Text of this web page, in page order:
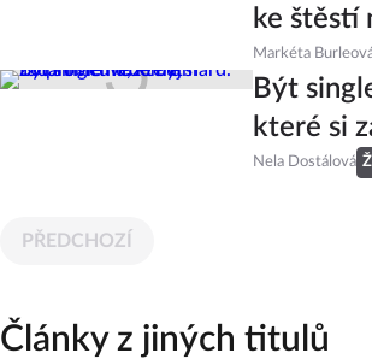
ke štěstí
Markéta
Být
které si
Nela Dostálová
PŘEDCHOZÍ
Články z jiných titulů